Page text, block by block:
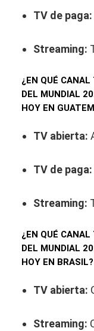
TV de paga:
Streaming:
¿EN QUÉ
DEL MUNDIAL
HOY EN
TV abierta:
TV de paga:
Streaming:
¿EN QUÉ
DEL MUNDIAL
HOY EN BRASIL?
TV abierta:
Streaming: